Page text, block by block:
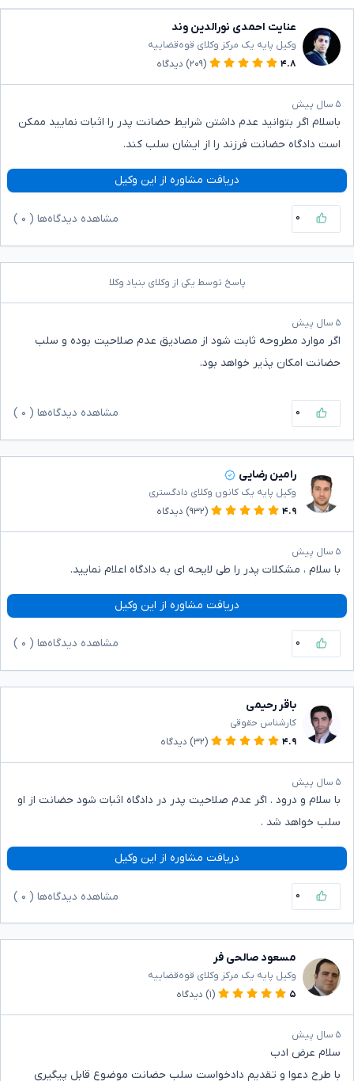
عنایت احمدی نورالدین وند
وکیل پایه یک مرکز وکلای قوه‌قضاییه
۴.۸
(۲۰۹) دیدگاه
۵ سال پیش
باسلام اگر بتوانید عدم داشتن شرایط حضانت پدر را اثبات نمایید ممکن
است دادگاه حضانت فرزند را از ایشان سلب کند.
دریافت مشاوره از این وکیل
۰ مشاهده دیدگاه‌ها ( ۰
پاسخ توسط یکی از وکلای بنیاد وکلا
۵ سال پیش
اگر موارد مطروحه ثابت شود از مصادیق عدم صلاحیت بوده و سلب
حضانت امکان پذیر خواهد بود.
۰ مشاهده دیدگاه‌ها ( ۰
رامین رضایی
وکیل پایه یک کانون وکلای دادگستری
۴.۹
(۹۳۲) دیدگاه
۵ سال پیش
با سلام ، مشکلات پدر را طی لایحه ای به دادگاه اعلام نمایید.
دریافت مشاوره از این وکیل
۰ مشاهده دیدگاه‌ها ( ۰
باقر رحیمی
کارشناس حقوقی
۴.۹
(۳۲) دیدگاه
۵ سال پیش
با سلام و درود . اگر عدم صلاحیت پدر در دادگاه اثبات شود حضانت از او
سلب خواهد شد .
دریافت مشاوره از این وکیل
۰ مشاهده دیدگاه‌ها ( ۰
مسعود صالحی فر
وکیل پایه یک مرکز وکلای قوه‌قضاییه
۵
(۱) دیدگاه
۵ سال پیش
سلام عرض ادب
با طرح دعوا و تقدیم دادخواست سلب حضانت موضوع قابل پیگیری